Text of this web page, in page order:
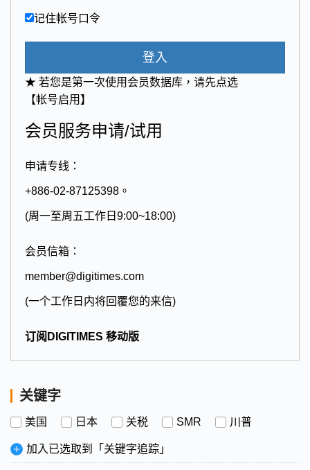
记住帐号口令
登入
★ 若您是第一次使用会员数据库，请先点选
【帐号启用】
会员服务申请/试用
申请专线：
+886-02-87125398。
(周一至周五工作日9:00~18:00)
会员信箱：
member@digitimes.com
(一个工作日内将回覆您的来信)
订阅DIGITIMES 移动版
关键字
美国 日本 关税 SMR 川普
加入已选取到「关键字追踪」